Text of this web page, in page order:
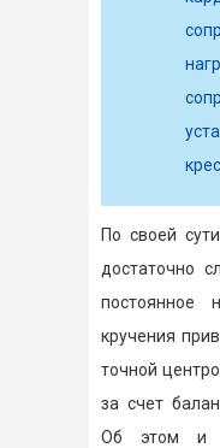
По своей
достаточно
постоянное
кручения
точной
за счет
Об этом и